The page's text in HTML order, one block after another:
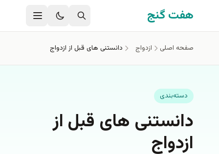
رفتن به محتوای اصلی
هفت گنج
صفحه اصلی ازدواج دانستنی های قبل از ازدواج
دسته‌بندی
دانستنی های قبل از
ازدواج